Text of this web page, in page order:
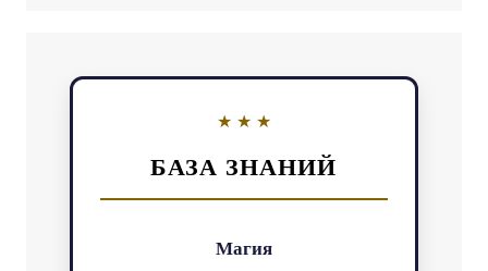
БАЗА ЗНАНИЙ
Магия